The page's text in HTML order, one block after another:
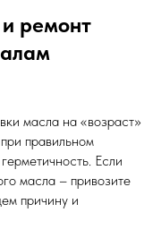
ремонт
масла на «возраст»
правильном
Если
масла – привозите
причину и